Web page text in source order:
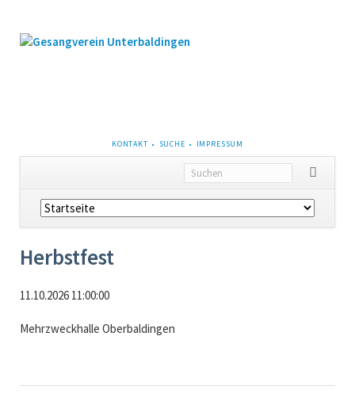
NAVIGATION
ÜBERSPRINGEN
KONTAKT SUCHE IMPRESSUM
Navigation
überspringen
Herbstfest
11.10.2026 11:00:00
Mehrzweckhalle Oberbaldingen